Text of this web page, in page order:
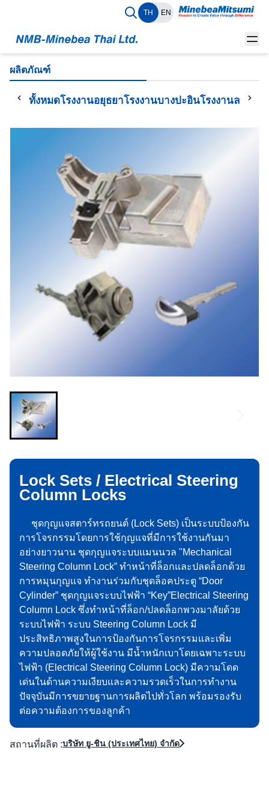
TH EN
ผลิตภัณฑ์
ทั้งหมดโรงงานอยุธยาโรงงานบางปะอินโรงงานลพบุรี
Lock Sets / Electrical Steering
Column Locks
ชุดกุญแจสตาร์ทรถยนต์ (Lock Sets) เป็นระบบป้องกัน
การโจรกรรมโดยการใช้กุญแจที่มีการใช้งานกันมา
อย่างยาวนาน ชุดกุญแจระบบแมนนวล "Mechanical
Steering Column Lock” ทำหน้าที่ล็อกและปลดล็อกด้วย
การหมุนกุญแจ ทำงานร่วมกับชุดล็อคประตู “Door
Cylinder” ชุดกุญแจระบบไฟฟ้า “Key”Electrical Steering
Column Lock ซึ่งทำหน้าที่ล็อก/ปลดล็อกพวงมาลัยด้วย
ระบบไฟฟ้า ระบบ Steering Column Lock มี
ประสิทธิภาพสูงในการป้องกันการโจรกรรมและเพิ่ม
ความปลอดภัยให้ผู้ใช้งาน มีน้ำหนักเบาโดยเฉพาะระบบ
ไฟฟ้า (Electrical Steering Column Lock) มีความโดด
เด่นในด้านความเงียบและความรวดเร็วในการทำงาน
ปัจจุบันมีการขยายฐานการผลิตไปทั่วโลก พร้อมรองรับ
ต่อความต้องการของลูกค้า
สถานที่ผลิต :บริษัท ยู-ชิน (ประเทศไทย) จำกัด